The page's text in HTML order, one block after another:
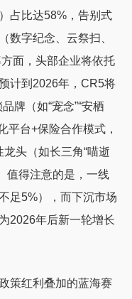
占比达58%，告别式
数字纪念、云祭扫、
面，头部企业将依托
计到2026年，CR5将
牌（如“宠念”“安栖
平台+保险合作模式，
龙头（如长三角“喵逝
值得注意的是，一线
足5%），而下沉市场
2026年后新一轮增长
策红利叠加的蓝海赛